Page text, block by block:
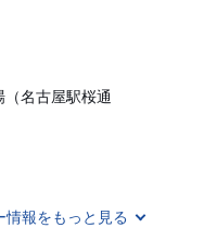
名古屋駅桜通
情報をもっと見る